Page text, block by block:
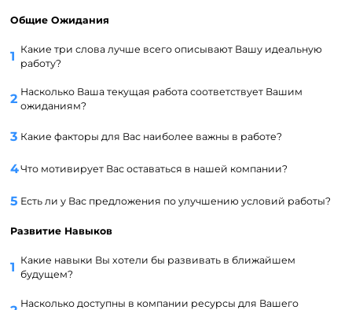
Общие Ожидания
Какие три слова лучше всего описывают Вашу идеальную
работу?
Насколько Ваша текущая работа соответствует Вашим
ожиданиям?
Какие факторы для Вас наиболее важны в работе?
Что мотивирует Вас оставаться в нашей компании?
Есть ли у Вас предложения по улучшению условий работы?
Развитие Навыков
Какие навыки Вы хотели бы развивать в ближайшем
будущем?
Насколько доступны в компании ресурсы для Вашего